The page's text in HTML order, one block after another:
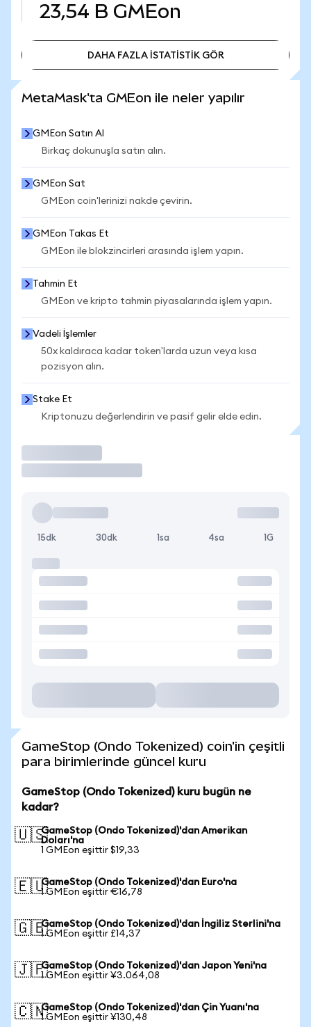
23,54 B GMEon
DAHA FAZLA İSTATİSTİK GÖR
MetaMask'ta GMEon ile neler yapılır
GMEon Satın Al
Birkaç dokunuşla satın alın.
GMEon Sat
GMEon coin'lerinizi nakde çevirin.
GMEon Takas Et
GMEon ile blokzincirleri arasında işlem yapın.
Tahmin Et
GMEon ve kripto tahmin piyasalarında işlem yapın.
Vadeli İşlemler
50x kaldıraca kadar token'larda uzun veya kısa
pozisyon alın.
Stake Et
Kriptonuzu değerlendirin ve pasif gelir elde edin.
15dk 30dk 1sa 4sa 1G
GameStop (Ondo Tokenized) coin'in çeşitli
para birimlerinde güncel kuru
GameStop (Ondo Tokenized) kuru bugün ne
kadar?
🇺🇸GameStop (Ondo Tokenized)'dan Amerikan
Doları'na
1 GMEon eşittir $19,33
🇪🇺GameStop (Ondo Tokenized)'dan Euro'na
1 GMEon eşittir €16,78
🇬🇧GameStop (Ondo Tokenized)'dan İngiliz Sterlini'na
1 GMEon eşittir £14,37
🇯🇵GameStop (Ondo Tokenized)'dan Japon Yeni'na
1 GMEon eşittir ¥3.064,08
🇨🇳GameStop (Ondo Tokenized)'dan Çin Yuanı'na
1 GMEon eşittir ¥130,48